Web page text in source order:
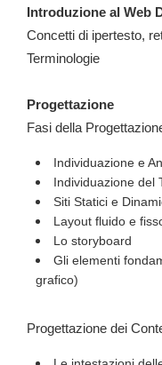
Introduzione al Web
Concetti di ipertesto,
Terminologie
Progettazione
Fasi della
Individuazione e
Individuazione del
Siti Statici e
Layout fluido e
Lo storyboard
Gli elementi
grafico)
Progettazione dei